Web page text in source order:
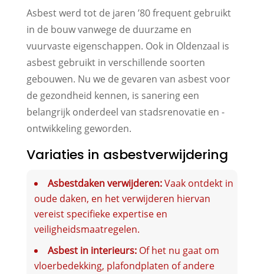
Asbest werd tot de jaren ’80 frequent gebruikt
in de bouw vanwege de duurzame en
vuurvaste eigenschappen. Ook in Oldenzaal is
asbest gebruikt in verschillende soorten
gebouwen. Nu we de gevaren van asbest voor
de gezondheid kennen, is sanering een
belangrijk onderdeel van stadsrenovatie en -
ontwikkeling geworden.
Variaties in asbestverwijdering
Asbestdaken verwijderen:Vaak ontdekt in
oude daken, en het verwijderen hiervan
vereist specifieke expertise en
veiligheidsmaatregelen.
Asbest in interieurs:Of het nu gaat om
vloerbedekking, plafondplaten of andere